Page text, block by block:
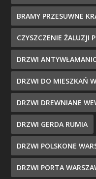
BRAMY PRZESUWNE
CZYSZCZENIE ŻALUZJI
DRZWI
DRZWI DO MIESZKAŃ
DRZWI DREWNIANE
DRZWI GERDA RUMIA
DRZWI POLSKONE
DRZWI PORTA